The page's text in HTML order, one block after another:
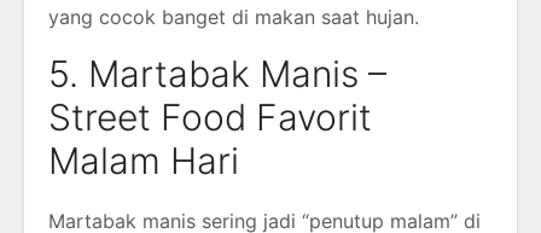
yang cocok banget di makan saat hujan.
5. Martabak Manis –
Street Food Favorit
Malam Hari
Martabak manis sering jadi “penutup malam” di